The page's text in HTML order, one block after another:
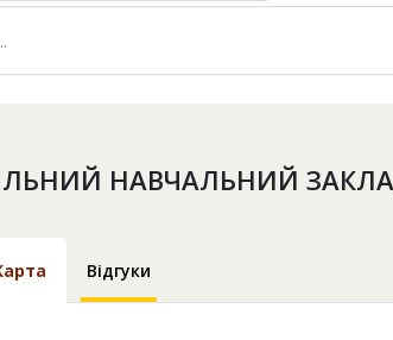
НАВЧАЛЬНИЙ
Відгуки